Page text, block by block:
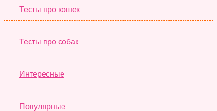
Тесты про кошек
Тесты про собак
Интересные
Популярные